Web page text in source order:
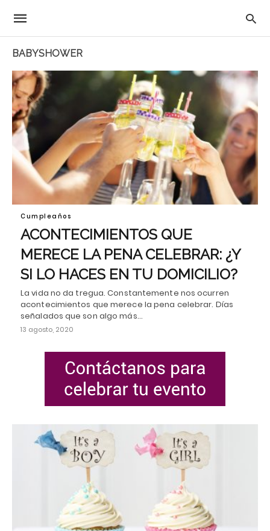
BABYSHOWER
Cumpleaños
ACONTECIMIENTOS QUE
MERECE LA PENA CELEBRAR: ¿Y
SI LO HACES EN TU DOMICILIO?
La vida no da tregua. Constantemente nos ocurren
acontecimientos que merece la pena celebrar. Días
señalados que son algo más…
13 agosto, 2020